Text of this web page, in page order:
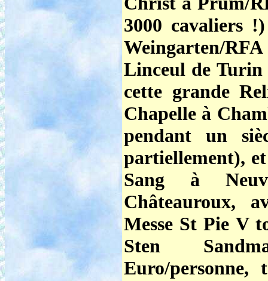
3000 cavaliers
Weingarten/
Linceul de Turin
cette grande
Chapelle à
pendant un
partiellement),
Sang à
Châteauroux,
Messe St Pie V
Sten
Euro/personne,